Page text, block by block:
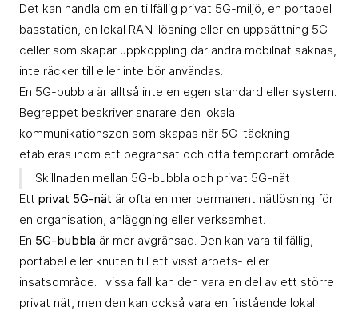
Det kan handla om en tillfällig privat 5G-miljö, en portabel
basstation, en lokal RAN-lösning eller en uppsättning 5G-
celler som skapar uppkoppling där andra mobilnät saknas,
inte räcker till eller inte bör användas.
En 5G-bubbla är alltså inte en egen standard eller system.
Begreppet beskriver snarare den lokala
kommunikationszon som skapas när 5G-täckning
etableras inom ett begränsat och ofta temporärt område.
Skillnaden mellan 5G-bubbla och privat 5G-nät
Ett privat 5G-nät är ofta en mer permanent nätlösning för
en organisation, anläggning eller verksamhet.
En 5G-bubbla är mer avgränsad. Den kan vara tillfällig,
portabel eller knuten till ett visst arbets- eller
insatsområde. I vissa fall kan den vara en del av ett större
privat nät, men den kan också vara en fristående lokal